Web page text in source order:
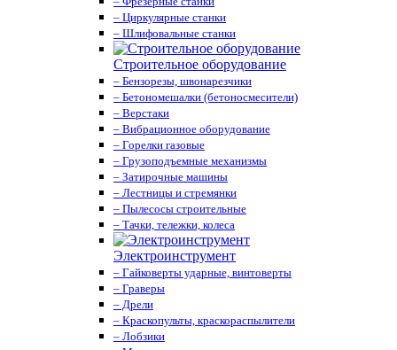
– Циркулярные станки
– Шлифовальные станки
Строительное оборудование
– Бензорезы, швонарезчики
– Бетономешалки (бетоносмесители)
– Верстаки
– Вибрационное оборудование
– Горелки газовые
– Грузоподъемные механизмы
– Затирочные машины
– Лестницы и стремянки
– Пылесосы строительные
– Тачки, тележки, колеса
Электроинструмент
– Гайковерты ударные, винтоверты
– Граверы
– Дрели
– Краскопульты, краскораспылители
– Лобзики